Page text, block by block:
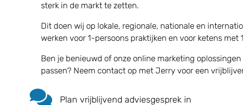
sterk in de markt te zetten.
Dit doen wij op lokale, regionale, nationale en
werken voor 1-persoons praktijken en voor ketens met
Ben je benieuwd of onze online marketing
passen? Neem contact op met Jerry voor een
 Plan vrijblijvend adviesgesprek in